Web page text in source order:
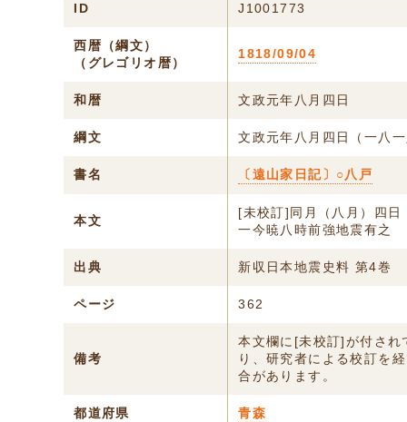
ID J1001773
西暦（綱文）
（グレゴリオ暦）
1818/09/04
和暦 文政元年八月四日
綱文 文政元年八月四日（一八
書名 〔遠山家日記〕○八戸
本文
[未校訂]同月（八月）四
一今暁八時前強地震有之
出典 新収日本地震史料 第4巻
ページ 362
備考
本文欄に[未校訂]が付され
り、研究者による校訂を
合があります。
都道府県 青森